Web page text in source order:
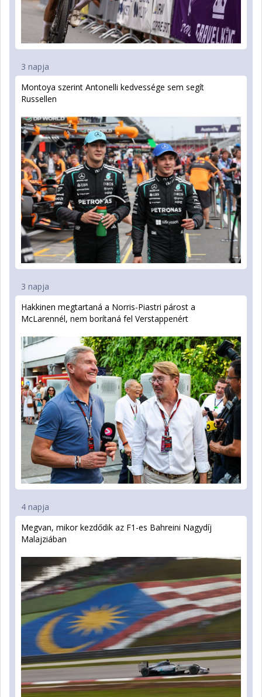
3 napja
Montoya szerint Antonelli kedvessége sem segít
Russellen
3 napja
Hakkinen megtartaná a Norris-Piastri párost a
McLarennél, nem borítaná fel Verstappenért
4 napja
Megvan, mikor kezdődik az F1-es Bahreini Nagydíj
Malajziában